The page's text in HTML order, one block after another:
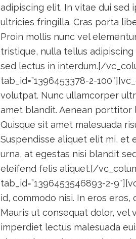
adipiscing elit. In vitae dui sed
ultricies fringilla. Cras porta
Proin mollis nunc vel
tristique, nulla tellus
sed lectus in interdum.[/
tab_id=”1396453378-2-
volutpat. Nunc ullamcorper
amet blandit. Aenean porttitor
Quisque sit amet malesuada
Suspendisse aliquet elit mi, et
urna, at egestas nisi blandit
eleifend felis aliquet.[/
tab_id=”1396453546893-2-
id, commodo nisi. In eros
Mauris ut consequat dolor, vel
imperdiet lectus malesuada